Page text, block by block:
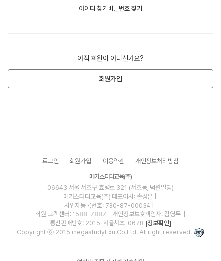
아이디 찾기 비밀번호 찾기
아직 회원이 아니신가요?
회원가입
로그인 회원가입 이용약관 개인정보처리방침
메가스터디교육(주)
06643 서울 서초구 효령로 321 (서초동, 덕원빌딩)
메가스터디교육(주) 대표이사: 손성은 |
사업자등록번호: 780-87-00034
학원 고객센터: 1588-7887
| 개인정보보호책임자: 김영무
통신판매번호: 2015-서울서초-0678 [정보확인]
Copyright ⓒ 2015 megastudyEdu.Co.Ltd. All right reserved.